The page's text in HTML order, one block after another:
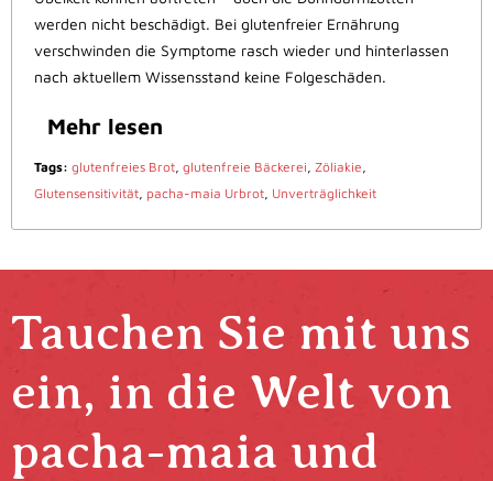
werden nicht beschädigt. Bei glutenfreier Ernährung
verschwinden die Symptome rasch wieder und hinterlassen
nach aktuellem Wissensstand keine Folgeschäden.
Mehr lesen
Tags: glutenfreies Brot glutenfreie Bäckerei Zöliakie
Glutensensitivität pacha-maia Urbrot Unverträglichkeit
Tauchen Sie mit uns
ein, in die Welt von
pacha-maia und